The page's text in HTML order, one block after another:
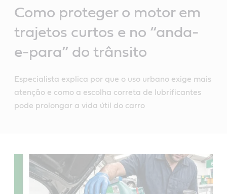
Como proteger o motor em
trajetos curtos e no “anda-
e-para” do trânsito
Especialista explica por que o uso urbano exige mais
atenção e como a escolha correta de lubrificantes
pode prolongar a vida útil do carro